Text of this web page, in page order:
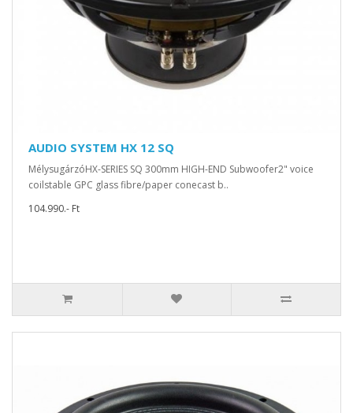
AUDIO SYSTEM HX 12 SQ
MélysugárzóHX-SERIES SQ 300mm HIGH-END Subwoofer2" voice
coilstable GPC glass fibre/paper conecast b..
104.990.- Ft